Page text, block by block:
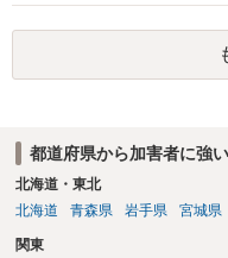
の程度だと聞いているのか
相談を受けられたうえで対
一般論でいえば、任意取り
り調べ内容を録音することは
都道府県から加害者に強
北海道・東北
北海道
青森県 岩手県 宮城県
関東